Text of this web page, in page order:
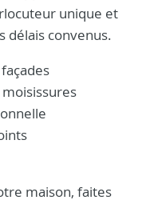
unique et
délais convenus.
maison, faites